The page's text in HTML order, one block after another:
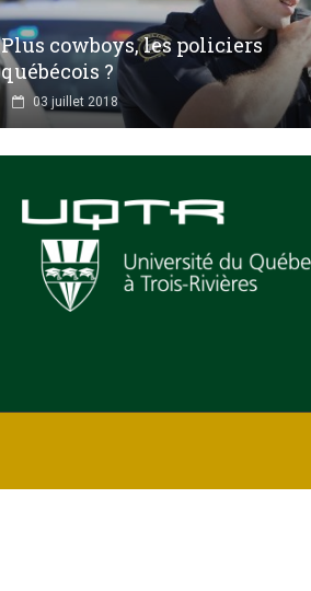
Plus cowboys, les policiers
québécois ?
03 juillet 2018